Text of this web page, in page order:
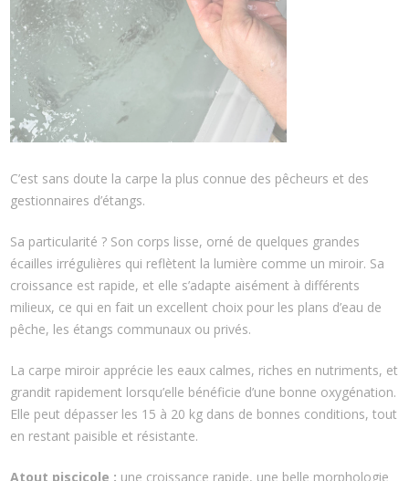
C’est sans doute la carpe la plus connue des pêcheurs et des
gestionnaires d’étangs.
Sa particularité ? Son corps lisse, orné de quelques grandes
écailles irrégulières qui reflètent la lumière comme un miroir. Sa
croissance est rapide, et elle s’adapte aisément à différents
milieux, ce qui en fait un excellent choix pour les plans d’eau de
pêche, les étangs communaux ou privés.
La carpe miroir apprécie les eaux calmes, riches en nutriments, et
grandit rapidement lorsqu’elle bénéficie d’une bonne oxygénation.
Elle peut dépasser les 15 à 20 kg dans de bonnes conditions, tout
en restant paisible et résistante.
Atout piscicole : une croissance rapide, une belle morphologie